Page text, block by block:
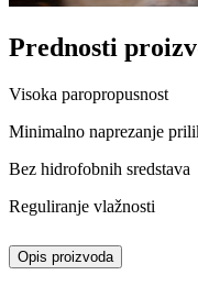
Prednosti
Visoka paropropusnost
Minimalno naprezanje
Bez hidrofobnih sredstava
Reguliranje vlažnosti
Opis proizvoda